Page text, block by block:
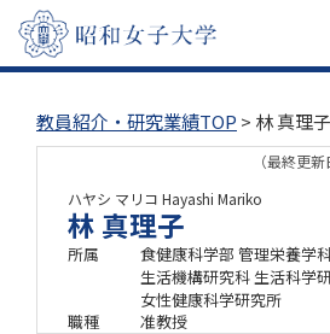
教員紹介・研究業績TOP > 林 真理子
（最終更
ハヤシ マリコ Hayashi Mariko
林 真理子
所属
食健康科学部 管理栄養学
生活機構研究科 生活科学
女性健康科学研究所
職種
准教授